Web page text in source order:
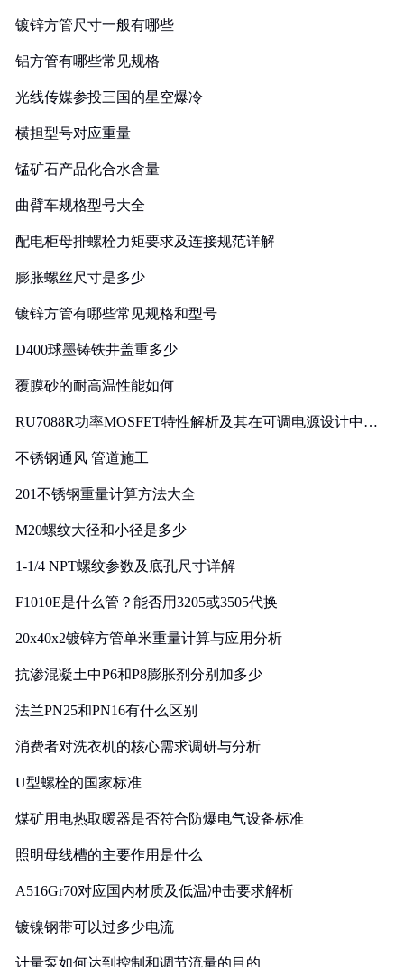
镀锌方管尺寸一般有哪些
铝方管有哪些常见规格
光线传媒参投三国的星空爆冷
横担型号对应重量
锰矿石产品化合水含量
曲臂车规格型号大全
配电柜母排螺栓力矩要求及连接规范详解
膨胀螺丝尺寸是多少
镀锌方管有哪些常见规格和型号
D400球墨铸铁井盖重多少
覆膜砂的耐高温性能如何
RU7088R功率MOSFET特性解析及其在可调电源设计中的
不锈钢通风 管道施工
201不锈钢重量计算方法大全
M20螺纹大径和小径是多少
1-1/4 NPT螺纹参数及底孔尺寸详解
F1010E是什么管？能否用3205或3505代换
20x40x2镀锌方管单米重量计算与应用分析
抗渗混凝土中P6和P8膨胀剂分别加多少
法兰PN25和PN16有什么区别
消费者对洗衣机的核心需求调研与分析
U型螺栓的国家标准
煤矿用电热取暖器是否符合防爆电气设备标准
照明母线槽的主要作用是什么
A516Gr70对应国内材质及低温冲击要求解析
镀镍钢带可以过多少电流
计量泵如何达到控制和调节流量的目的